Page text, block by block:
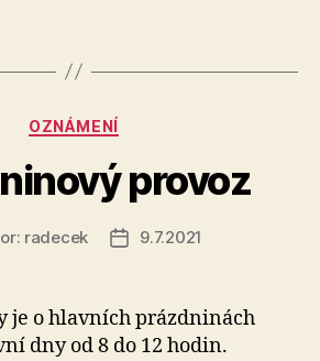
Rubriky
OZNÁMENÍ
provoz
radecek
Datum
9.7.2021
je o hlavních prázdninách
dny od 8 do 12 hodin.